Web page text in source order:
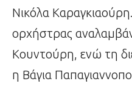
Νικόλα
ορχήστρας
Κουντούρη, ενώ τη
η Βάγια